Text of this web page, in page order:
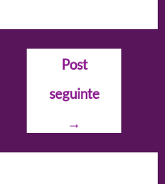
Post
seguinte
→